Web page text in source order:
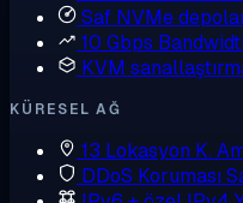
Saf NVMe
10 Gbps
KVM
KÜRESEL AĞ
13 Lokasyon K.
DDoS Koruması